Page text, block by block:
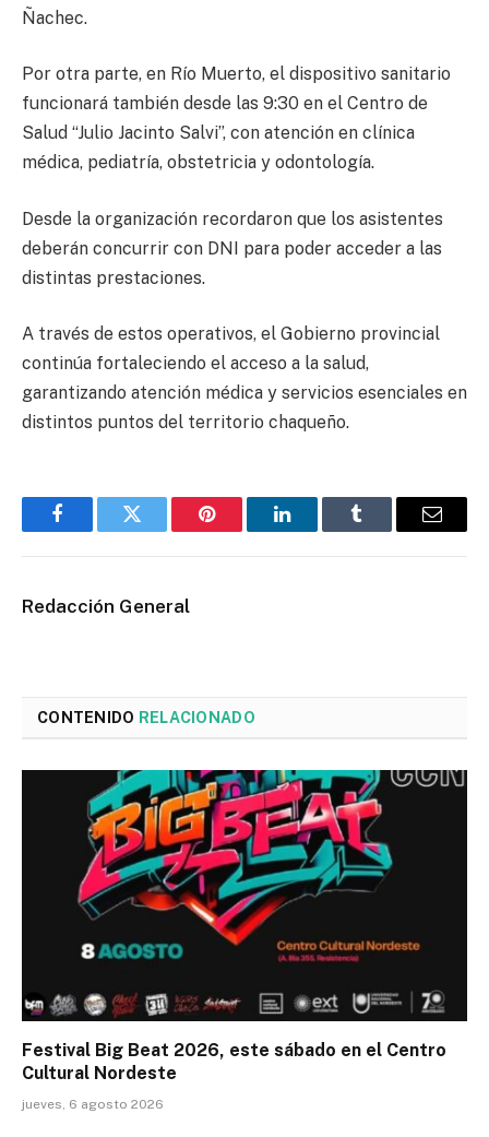
Ñachec.
Por otra parte, en Río Muerto, el dispositivo sanitario
funcionará también desde las 9:30 en el Centro de
Salud “Julio Jacinto Salvi”, con atención en clínica
médica, pediatría, obstetricia y odontología.
Desde la organización recordaron que los asistentes
deberán concurrir con DNI para poder acceder a las
distintas prestaciones.
A través de estos operativos, el Gobierno provincial
continúa fortaleciendo el acceso a la salud,
garantizando atención médica y servicios esenciales en
distintos puntos del territorio chaqueño.
FacebookTwitter Pinterest LinkedInTumblr Email
Redacción General
CONTENIDO RELACIONADO
Festival Big Beat 2026, este sábado en el Centro
Cultural Nordeste
jueves, 6 agosto 2026